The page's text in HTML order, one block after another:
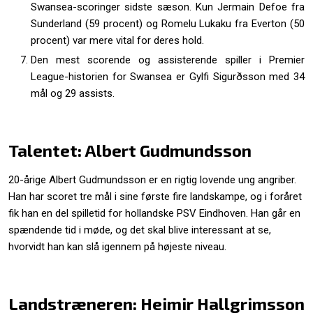
Swansea-scoringer sidste sæson. Kun Jermain Defoe fra
Sunderland (59 procent) og Romelu Lukaku fra Everton (50
procent) var mere vital for deres hold.
Den mest scorende og assisterende spiller i Premier
League-historien for Swansea er Gylfi Sigurðsson med 34
mål og 29 assists.
Talentet: Albert Gudmundsson
20-årige Albert Gudmundsson er en rigtig lovende ung angriber.
Han har scoret tre mål i sine første fire landskampe, og i foråret
fik han en del spilletid for hollandske PSV Eindhoven. Han går en
spændende tid i møde, og det skal blive interessant at se,
hvorvidt han kan slå igennem på højeste niveau.
Landstræneren: Heimir Hallgrimsson